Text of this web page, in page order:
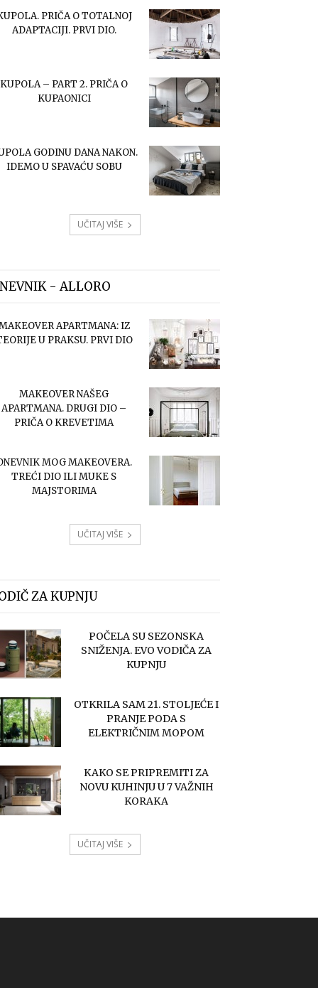
PRIČA O TOTALNOJ
ADAPTACIJI. PRVI DIO.
KUPOLA – PART 2. PRIČA O
KUPAONICI
GODINU DANA NAKON.
IDEMO U SPAVAĆU SOBU
UČITAJ VIŠE
- ALLORO
APARTMANA: IZ
U PRAKSU. PRVI DIO
MAKEOVER NAŠEG
APARTMANA. DRUGI DIO –
PRIČA O KREVETIMA
MOG MAKEOVERA.
TREĆI DIO ILI MUKE S
MAJSTORIMA
UČITAJ VIŠE
ZA KUPNJU
POČELA SU SEZONSKA
SNIŽENJA. EVO VODIČA ZA
KUPNJU
OTKRILA SAM 21. STOLJEĆE I
PRANJE PODA S
ELEKTRIČNIM MOPOM
KAKO SE PRIPREMITI ZA
NOVU KUHINJU U 7 VAŽNIH
KORAKA
UČITAJ VIŠE